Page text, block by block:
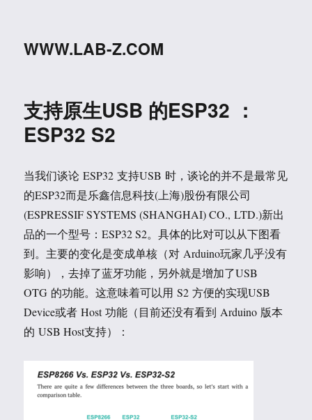
WWW.LAB-Z.COM
支持原生USB 的ESP32 ：
ESP32 S2
当我们谈论 ESP32 支持USB 时，谈论的并不是最常见
的ESP32而是乐鑫信息科技(上海)股份有限公司
(ESPRESSIF SYSTEMS (SHANGHAI) CO., LTD.)新出
品的一个型号：ESP32 S2。具体的比对可以从下图看
到。主要的变化是变成单核（对 Arduino玩家几乎没有
影响），去掉了蓝牙功能，另外就是增加了USB
OTG 的功能。这意味着可以用 S2 方便的实现USB
Device或者 Host 功能（目前还没有看到 Arduino 版本
的 USB Host支持）：